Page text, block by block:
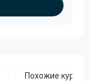
Похожие курсы